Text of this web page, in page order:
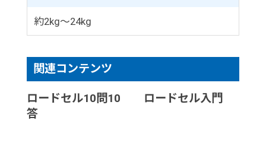
約2kg～24kg
関連コンテンツ
ロードセル10問10
答
ロードセル入門